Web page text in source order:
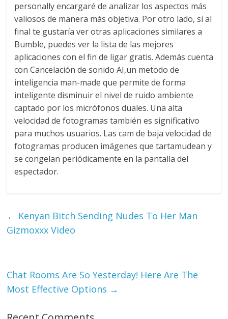
personally encargaré de analizar los aspectos más
valiosos de manera más objetiva. Por otro lado, si al
final te gustaría ver otras aplicaciones similares a
Bumble, puedes ver la lista de las mejores
aplicaciones con el fin de ligar gratis. Además cuenta
con Cancelación de sonido AI,un metodo de
inteligencia man-made que permite de forma
inteligente disminuir el nivel de ruido ambiente
captado por los micrófonos duales. Una alta
velocidad de fotogramas también es significativo
para muchos usuarios. Las cam de baja velocidad de
fotogramas producen imágenes que tartamudean y
se congelan periódicamente en la pantalla del
espectador.
← Kenyan Bitch Sending Nudes To Her Man
Gizmoxxx Video
Chat Rooms Are So Yesterday! Here Are The
Most Effective Options →